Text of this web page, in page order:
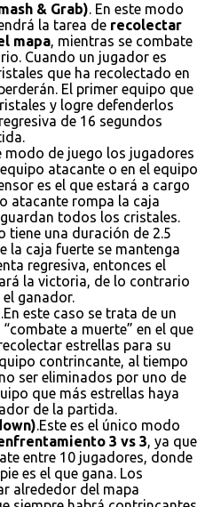
& Grab). En este modo
la tarea de recolectar
mapa, mientras se combate
Cuando un jugador es
que ha recolectado en
El primer equipo que
y logre defenderlos
de 16 segundos
modo de juego los jugadores
atacante o en el equipo
es el que estará a cargo
atacante rompa la caja
todos los cristales.
tiene una duración de 2.5
la caja fuerte se mantenga
regresiva, entonces el
la victoria, de lo contrario
ganador.
.En este caso se trata de un
a muerte” en el que
estrellas para su
contrincante, al tiempo
ser eliminados por uno de
que más estrellas haya
de la partida.
.Este es el único modo
3 vs 3, ya que
entre 10 jugadores, donde
es el que gana. Los
alrededor del mapa